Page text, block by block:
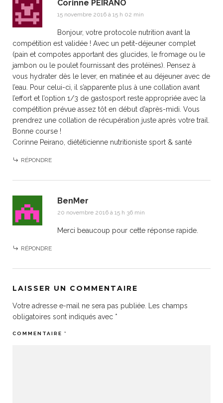
Corinne PEIRANO
15 novembre 2016 à 15 h 02 min
Bonjour, votre protocole nutrition avant la
compétition est validée ! Avec un petit-déjeuner complet
(pain et compotes apportant des glucides, le fromage ou le
jambon ou le poulet fournissant des protéines). Pensez à
vous hydrater dès le lever, en matinée et au déjeuner avec de
l’eau. Pour celui-ci, il s’apparente plus à une collation avant
l’effort et l’option 1/3 de gastosport reste appropriée avec la
compétition prévue assez tôt en début d’après-midi. Vous
prendrez une collation de récupération juste après votre trail.
Bonne course !
Corinne Peirano, diététicienne nutritioniste sport & santé
RÉPONDRE
BenMer
20 novembre 2016 à 15 h 36 min
Merci beaucoup pour cette réponse rapide.
RÉPONDRE
LAISSER UN COMMENTAIRE
Votre adresse e-mail ne sera pas publiée.
Les champs
obligatoires sont indiqués avec *
COMMENTAIRE *